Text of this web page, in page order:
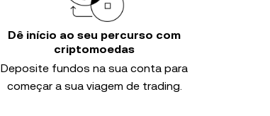
Dê início ao seu percurso com
criptomoedas
Deposite fundos na sua conta para
começar a sua viagem de trading.